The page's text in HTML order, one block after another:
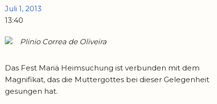
Juli 1, 2013
13:40
Plinio Correa de Oliveira
Das Fest Mariä Heimsuchung ist verbunden mit dem
Magnifikat, das die Muttergottes bei dieser Gelegenheit
gesungen hat.